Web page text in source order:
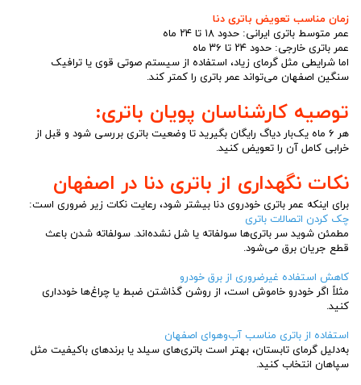
زمان مناسب تعویض باتری دنا
عمر متوسط باتری ایرانی: حدود ۱۸ تا ۲۴ ماه
عمر باتری خارجی: حدود ۲۴ تا ۳۶ ماه
اما شرایطی مثل گرمای زیاد، استفاده از سیستم صوتی قوی یا ترافیک
سنگین اصفهان می‌تواند عمر باتری را کمتر کند.
توصیه کارشناسان پویان باتری:
هر ۶ ماه یک‌بار دیاگ رایگان بگیرید تا وضعیت باتری بررسی شود و قبل از
خرابی کامل آن را تعویض کنید.
نکات نگهداری از باتری دنا در اصفهان
برای اینکه عمر باتری خودروی دنا بیشتر شود، رعایت نکات زیر ضروری است:
چک کردن اتصالات باتری
مطمئن شوید سر باتری‌ها سولفاته یا شل نشده‌اند. سولفاته شدن باعث
قطع جریان برق می‌شود.
کاهش استفاده غیرضروری از برق خودرو
مثلاً اگر خودرو خاموش است، از روشن گذاشتن ضبط یا چراغ‌ها خودداری
کنید.
استفاده از باتری مناسب آب‌وهوای اصفهان
به‌دلیل گرمای تابستان، بهتر است باتری‌های سیلد یا برندهای باکیفیت مثل
سپاهان انتخاب کنید.